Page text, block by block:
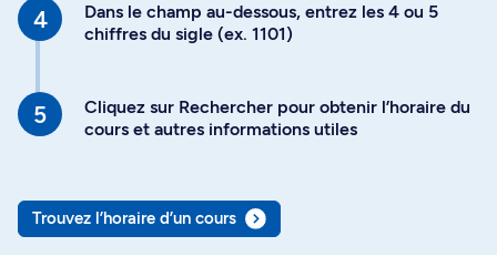
Dans le champ au-dessous, entrez les 4 ou 5
chiffres du sigle (ex. 1101)
Cliquez sur Rechercher pour obtenir l’horaire du
cours et autres informations utiles
Trouvez l’horaire d’un cours